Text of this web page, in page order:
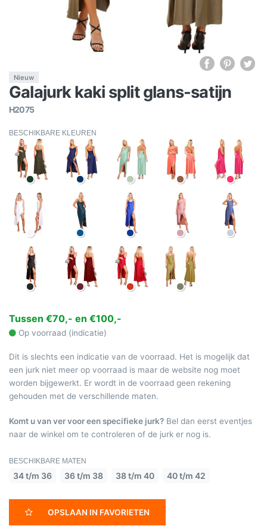
Nieuw
Galajurk kaki split glans-satijn
H2075
BESCHIKBARE KLEUREN
Tussen €70,- en €100,-
Op voorraad (indicatie)
Dit is slechts een indicatie van de voorraad. Het is mogelijk dat
een jurk niet meer op voorraad is maar de website nog moet
worden bijgewerkt. Er wordt in de voorraad geen rekening
gehouden met de verschillende maten.
Komt u van ver voor een specifieke jurk? Bel dan eerst eventjes
naar de winkel om te controleren of de jurk er nog is.
BESCHIKBARE MATEN
34 t/m 36 36 t/m 38 38 t/m 40 40 t/m 42
OPSLAAN IN FAVORIETEN